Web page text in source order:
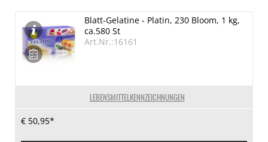
LEBENSMITTELKENNZEICHNUNGEN
Blatt-Gelatine - Platin, 230 Bloom, 1 kg,
ca.580 St
Art.Nr.:16161
€ 50,95*